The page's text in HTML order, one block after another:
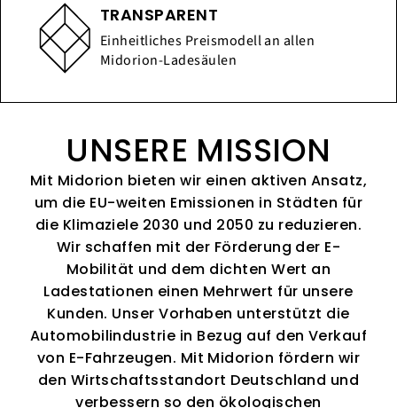
TRANSPARENT
Einheitliches Preismodell an allen
Midorion-Ladesäulen
UNSERE MISSION
Mit Midorion bieten wir einen aktiven Ansatz,
um die EU-weiten Emissionen in Städten für
die Klimaziele 2030 und 2050 zu reduzieren.
Wir schaffen mit der Förderung der E-
Mobilität und dem dichten Wert an
Ladestationen einen Mehrwert für unsere
Kunden. Unser Vorhaben unterstützt die
Automobilindustrie in Bezug auf den Verkauf
von E-Fahrzeugen. Mit Midorion fördern wir
den Wirtschaftsstandort Deutschland und
verbessern so den ökologischen